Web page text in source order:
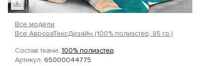
Все модели
Все АврораТексДизайн (100% полиэстер, 85 гр.)
Состав ткани: 100% полиэстер
Артикул: 65000044775